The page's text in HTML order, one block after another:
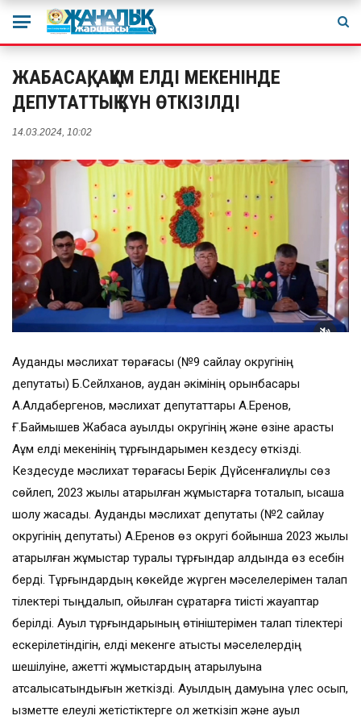
ЖАБАСАҚ, АҚҚҰМ ЕЛДІ МЕКЕНІНДЕ
ДЕПУТАТТЫҚ КҮН ӨТКІЗІЛДІ
14.03.2024, 10:02
Аудандық мәслихат төрағасы (№9 сайлау округінің
депутаты) Б.Сейлханов, аудан әкімінің орынбасары
А.Алдабергенов, мәслихат депутаттары А.Еренов,
Ғ.Баймышев Жабасақ ауылдық округінің және өзіне қарасты
Аққұм елді мекенінің тұрғындарымен кездесу өткізді.
Кездесуде мәслихат төрағасы Берік Дүйсенғалиұлы сөз
сөйлеп, 2023 жылы атқарылған жұмыстарға тоқталып, қысқаша
шолу жасады. Аудандық мәслихат депутаты (№2 сайлау
округінің депутаты) А.Еренов өз округі бойынша 2023 жылы
атқарылған жұмыстар туралы тұрғындар алдында өз есебін
берді. Тұрғындардың көкейде жүрген мәселелерімен талап
тілектері тыңдалып, қойылған сұрақтарға тиісті жауаптар
берілді. Ауыл тұрғындарының өтініштерімен талап тілектері
ескерілетіндігін, елді мекенге қатысты мәселелердің
шешілуіне, қажетті жұмыстардың атқарылуына
атсалысатындығын жеткізді. Ауылдың дамуына үлес қосып,
қызметте елеулі жетістіктерге қол жеткізіп және ауыл